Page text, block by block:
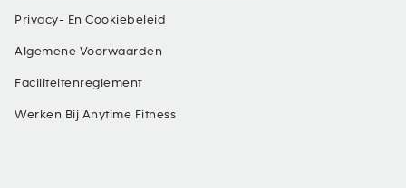
Privacy- En Cookiebeleid
Algemene Voorwaarden
Faciliteitenreglement
Werken Bij Anytime Fitness